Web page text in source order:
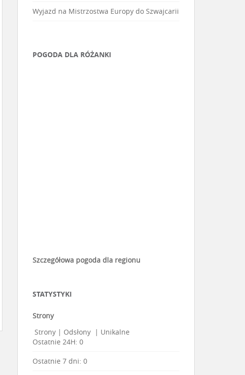
Wyjazd na Mistrzostwa Europy do Szwajcarii
POGODA DLA RÓŻANKI
Szczegółowa pogoda dla regionu
STATYSTYKI
Strony
Strony | Odsłony | Unikalne
Ostatnie 24H: 0
Ostatnie 7 dni: 0